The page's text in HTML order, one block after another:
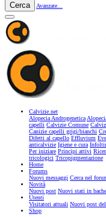
Cerca Avanzate...
Calvizie.net
Alopecia Androgenetica
capelli Calvizie Comune
Canizie capelli grigi/bianchi
Difetti al capello Effluvium
anticalvizie Igiene e cura
Per iniziare Principi attivi
tricologici Tricopigmentazione
Home
Forums
Nuovi messaggi Cerca nel
Novità
Nuovi post Nuovi stati in
Utenti
Visitatori attuali Nuovi post
Shop